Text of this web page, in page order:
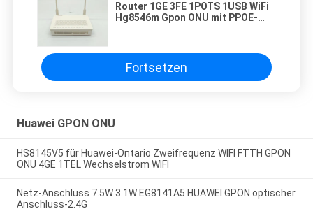
Router 1GE 3FE 1POTS 1USB WiFi
Hg8546m Gpon ONU mit PPOE-
Fortsetzen
Huawei GPON ONU
HS8145V5 für Huawei-Ontario Zweifrequenz WIFI FTTH GPON
ONU 4GE 1TEL Wechselstrom WIFI
Netz-Anschluss 7.5W 3.1W EG8141A5 HUAWEI GPON optischer
Anschluss-2.4G